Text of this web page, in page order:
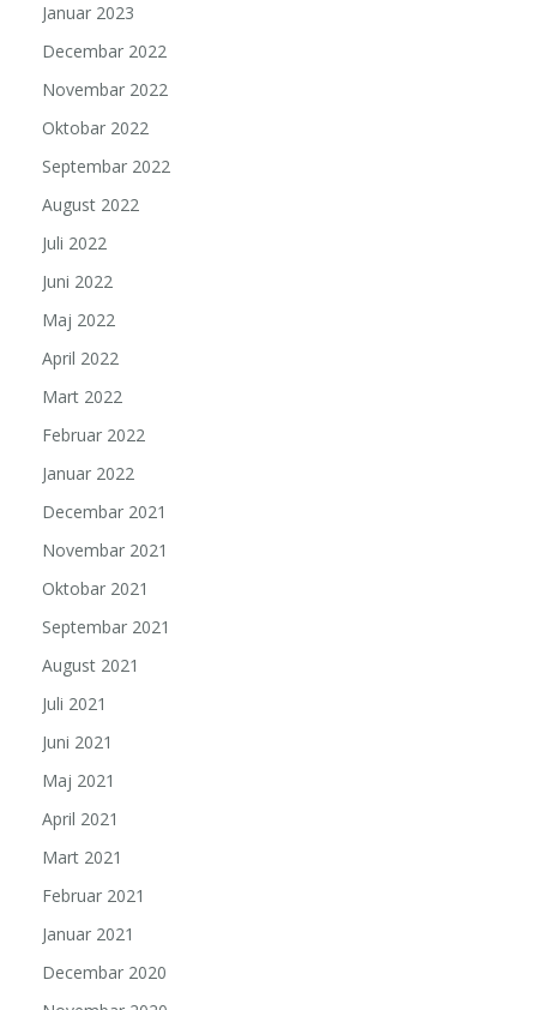
Januar 2023
Decembar 2022
Novembar 2022
Oktobar 2022
Septembar 2022
August 2022
Juli 2022
Juni 2022
Maj 2022
April 2022
Mart 2022
Februar 2022
Januar 2022
Decembar 2021
Novembar 2021
Oktobar 2021
Septembar 2021
August 2021
Juli 2021
Juni 2021
Maj 2021
April 2021
Mart 2021
Februar 2021
Januar 2021
Decembar 2020